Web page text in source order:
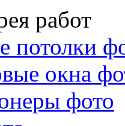
работ
потолки
окна
фото